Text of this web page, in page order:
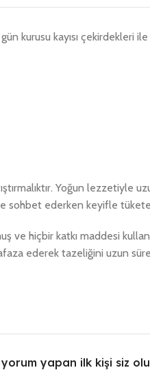
kurusu kayısı
Yoğun
sohbet ederken keyifle
ve hiçbir katkı maddesi
ederek tazeliğini uzun
yorum yapan ilk kişi siz